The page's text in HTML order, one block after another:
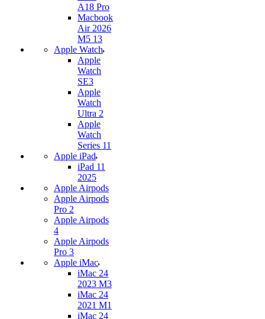
A18 Pro
Macbook
Air 2026
M5 13
Apple Watch
Apple
Watch
SE3
Apple
Watch
Ultra 2
Apple
Watch
Series 11
Apple iPad
iPad 11
2025
Apple Airpods
Apple Airpods
Pro 2
Apple Airpods
4
Apple Airpods
Pro 3
Apple iMac
iMac 24
2023 M3
iMac 24
2021 M1
iMac 24